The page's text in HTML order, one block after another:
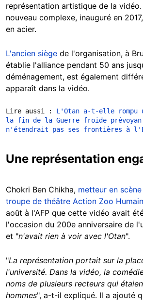
représentation artistique de la
nouveau complexe, inauguré en
en acier.
L'ancien siège de l'organisation, à
établie l'alliance pendant 50 ans
déménagement, est également
apparaît dans la vidéo.
Lire aussi : L'Otan a-t-elle rompu
la fin de la Guerre froide
n'étendrait pas ses frontières à
Une représentation
Chokri Ben Chikha, metteur en
troupe de théâtre Action Zoo Humain
août à l'AFP que cette vidéo avait
l'occasion du 200e anniversaire de
et "n'avait rien à voir avec l'Otan".
"La représentation portait sur la
l'université. Dans la vidéo, la
noms de plusieurs recteurs qui
hommes", a-t-il expliqué. Il a ajouté